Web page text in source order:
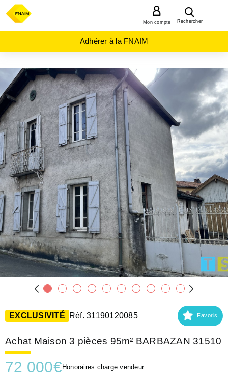
Rechercher
Mon compte
Adhérer à la FNAIM
ACHAT
MAISON
OCCITANIE
HAUTE-
GARONNE
(31)
BARBAZAN
(31510)
EXCLUSIVITÉ Réf. 31190120085 Favoris
Achat Maison 3 pièces 95m² BARBAZAN 31510
72 000€ Honoraires charge vendeur